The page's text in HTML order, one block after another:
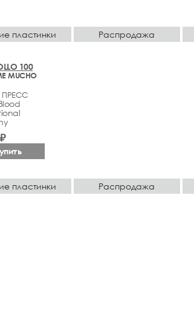
пластинки Распродажа
100
MUCHO
ПРЕСС
пластинки Распродажа